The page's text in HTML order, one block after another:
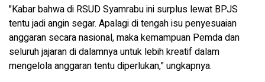
"Kabar bahwa di RSUD Syamrabu ini surplus lewat BPJS
tentu jadi angin segar. Apalagi di tengah isu penyesuaian
anggaran secara nasional, maka kemampuan Pemda dan
seluruh jajaran di dalamnya untuk lebih kreatif dalam
mengelola anggaran tentu diperlukan," ungkapnya.